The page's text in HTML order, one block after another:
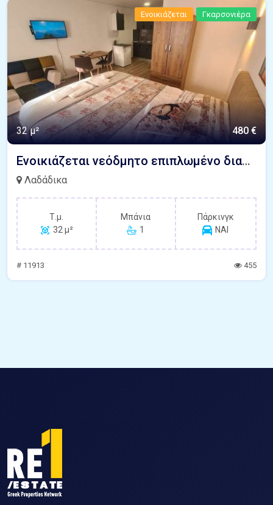
Ενοικιάζεται Γκαρσονιέρα
32 μ² 480 €
Ενοικιάζεται νεόδμητο επιπλωμένο διαμέρισμα 32 τ.μ. στην Αντιγονιδών Θεσσαλονίκη
Λαδάδικα
Τ.μ.
32 μ²
Μπάνια
1
Πάρκινγκ
ΝΑΙ
# 11913 455